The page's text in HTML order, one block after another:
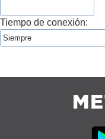
Tiempo de conexión: